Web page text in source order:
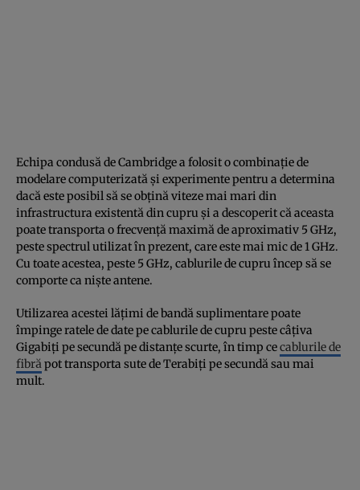
Echipa condusă de Cambridge a folosit o combinație de
modelare computerizată și experimente pentru a determina
dacă este posibil să se obțină viteze mai mari din
infrastructura existentă din cupru și a descoperit că aceasta
poate transporta o frecvență maximă de aproximativ 5 GHz,
peste spectrul utilizat în prezent, care este mai mic de 1 GHz.
Cu toate acestea, peste 5 GHz, cablurile de cupru încep să se
comporte ca niște antene.
Utilizarea acestei lățimi de bandă suplimentare poate
împinge ratele de date pe cablurile de cupru peste câțiva
Gigabiți pe secundă pe distanțe scurte, în timp cecablurile de
fibrăpot transporta sute de Terabiți pe secundă sau mai
mult.